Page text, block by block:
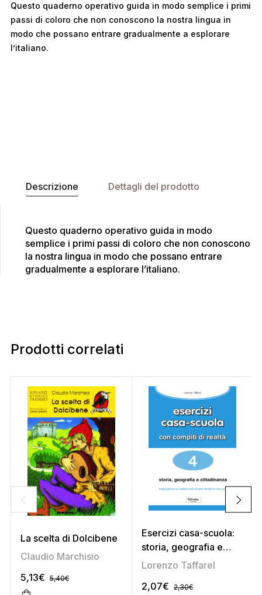
Questo quaderno operativo guida in modo semplice i primi
passi di coloro che non conoscono la nostra lingua in
modo che possano entrare gradualmente a esplorare
l’italiano.
Descrizione Dettagli del prodotto
Questo quaderno operativo guida in modo
semplice i primi passi di coloro che non conoscono
la nostra lingua in modo che possano entrare
gradualmente a esplorare l’italiano.
Prodotti correlati
La scelta di Dolcibene
Claudio Marchisio
5,13€ 5,40€
Esercizi casa-scuola:
storia, geografia e
cittadinanza 4
Lorenzo Taffarel
2,07€ 2,30€